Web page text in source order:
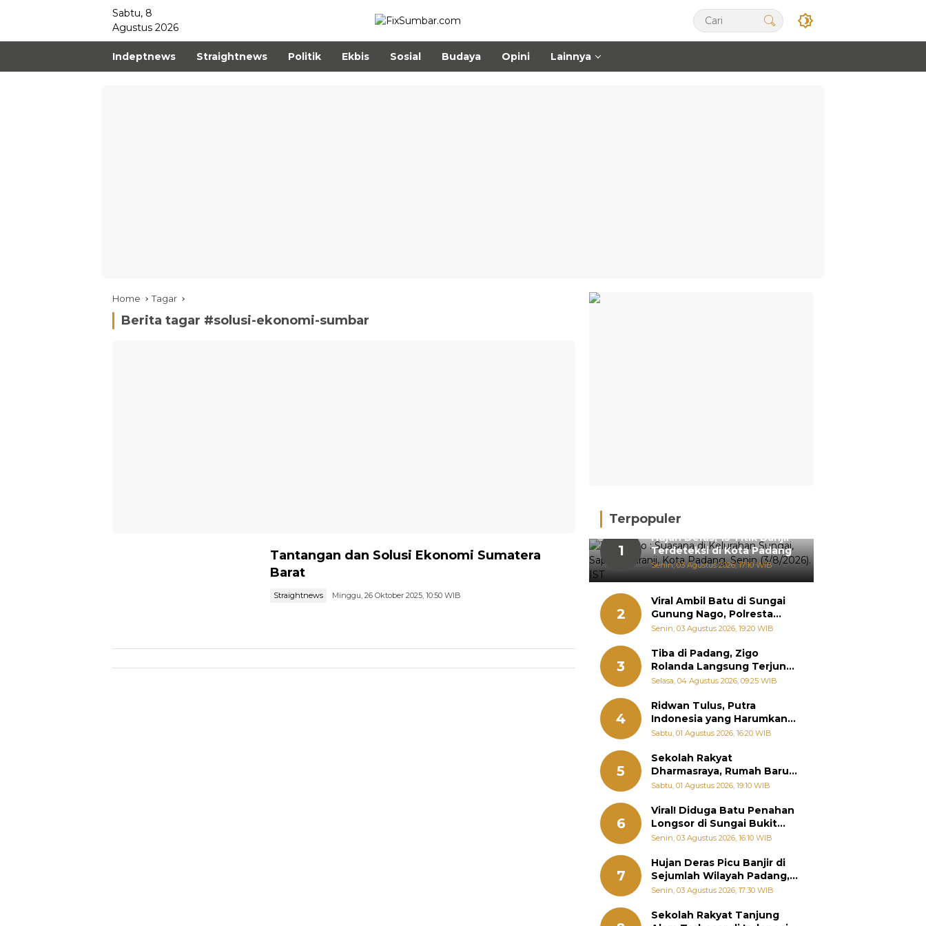
Sabtu, 8
Agustus 2026
Indeptnews Straightnews Politik Ekbis Sosial Budaya Opini Lainnya
Home Tagar
Berita tagar #solusi-ekonomi-sumbar
Tantangan dan Solusi Ekonomi Sumatera
Barat
Straightnews Minggu, 26 Oktober 2025, 10:50 WIB
Terpopuler
1
Hujan Deras, 15 Titik Banjir
Terdeteksi di Kota Padang
Senin, 03 Agustus 2026, 17:10 WIB
2
Viral Ambil Batu di Sungai
Gunung Nago, Polresta
Padang Ungkap Fakta
Senin, 03 Agustus 2026, 19:20 WIB
3
Tiba di Padang, Zigo
Rolanda Langsung Terjun
Bantu Warga Terdampak
Selasa, 04 Agustus 2026, 09:25 WIB
4
Ridwan Tulus, Putra
Indonesia yang Harumkan
Nama Bangsa hingga
Jepang
Sabtu, 01 Agustus 2026, 16:20 WIB
5
Sekolah Rakyat
Dharmasraya, Rumah Baru
268 Anak Menggapai Mimpi
Kemiskinan
Sabtu, 01 Agustus 2026, 19:10 WIB
6
Viral! Diduga Batu Penahan
Longsor di Sungai Bukit
Nago Padang Diambil, Warga
Senin, 03 Agustus 2026, 16:10 WIB
7
Hujan Deras Picu Banjir di
Sejumlah Wilayah Padang,
Fadly Amran Perintahkan
Senin, 03 Agustus 2026, 17:30 WIB
Sekolah Rakyat Tanjung